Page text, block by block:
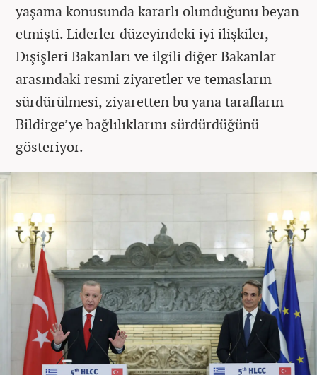
yaşama konusunda kararlı olunduğunu beyan
etmişti. Liderler düzeyindeki iyi ilişkiler,
Dışişleri Bakanları ve ilgili diğer Bakanlar
arasındaki resmi ziyaretler ve temasların
sürdürülmesi, ziyaretten bu yana tarafların
Bildirge’ye bağlılıklarını sürdürdüğünü
gösteriyor.